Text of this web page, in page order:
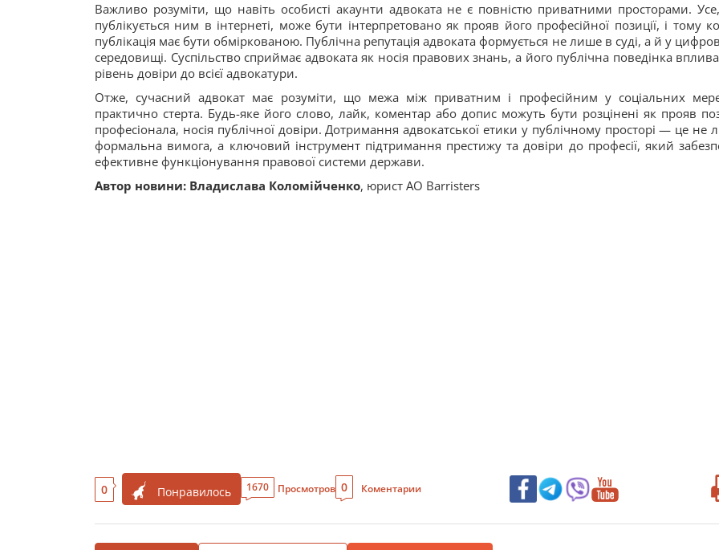
Важливо розуміти, що навіть особисті акаунти адвоката не є повністю приватними просторами.
публікується ним в інтернеті, може бути інтерпретовано як прояв його професійної позиції, і тому
публікація має бути обміркованою. Публічна репутація адвоката формується не лише в суді, а й у
середовищі. Суспільство сприймає адвоката як носія правових знань, а його публічна поведінка
рівень довіри до всієї адвокатури.
Отже, сучасний адвокат має розуміти, що межа між приватним і професійним у соціальних
практично стерта. Будь-яке його слово, лайк, коментар або допис можуть бути розцінені як прояв
професіонала, носія публічної довіри. Дотримання адвокатської етики у публічному просторі — це не
формальна вимога, а ключовий інструмент підтримання престижу та довіри до професії, який
ефективне функціонування правової системи держави.
Автор новини: Владислава Коломійченко, юрист АО Barristers
0 Понравилось 1670 Просмотров 0 Коментарии